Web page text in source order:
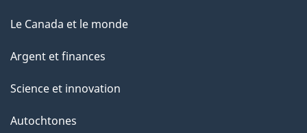
Le Canada et le monde
Argent et finances
Science et innovation
Autochtones